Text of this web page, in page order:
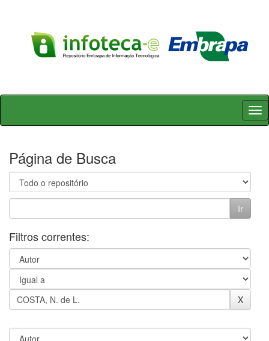
Skip
Página de Busca
Filtros correntes: